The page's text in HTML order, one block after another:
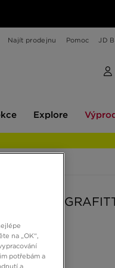
Najít prodejnu Pomoc JD
Explore
TRIČKO
na „OK“,
potřebám a
a